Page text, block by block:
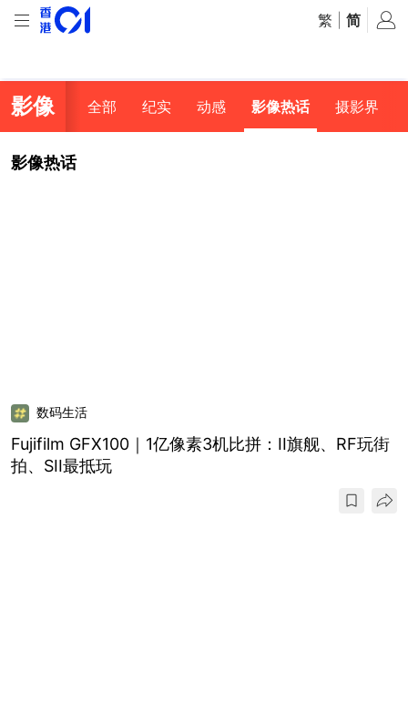
繁 简
影像 全部 纪实 动感 影像热话 摄影界
影像热话
数码生活
Fujifilm GFX100｜1亿像素3机比拼：II旗舰、RF玩街
拍、SII最抵玩